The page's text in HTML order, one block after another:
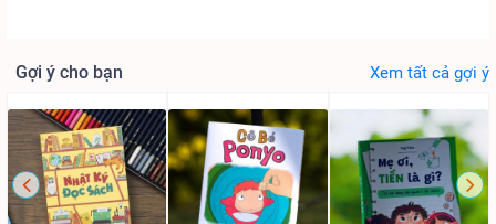
Gợi ý cho bạn Xem tất cả gợi ý